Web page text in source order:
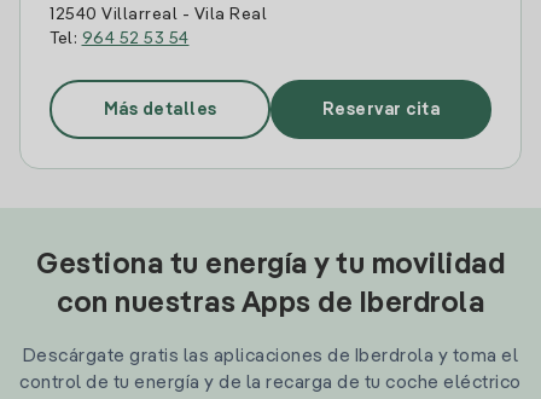
12540 Villarreal - Vila Real
Tel: 964 52 53 54
Más detalles Reservar cita
Gestiona tu energía y tu movilidad
con nuestras Apps de Iberdrola
Descárgate gratis las aplicaciones de Iberdrola y toma el
control de tu energía y de la recarga de tu coche eléctrico